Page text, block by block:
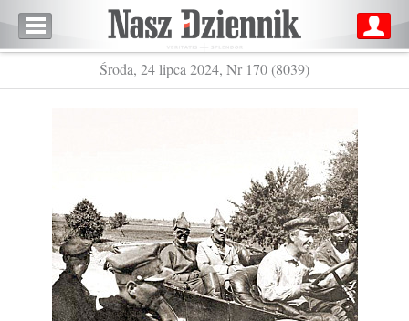
Środa, 24 lipca 2024, Nr 170 (8039)